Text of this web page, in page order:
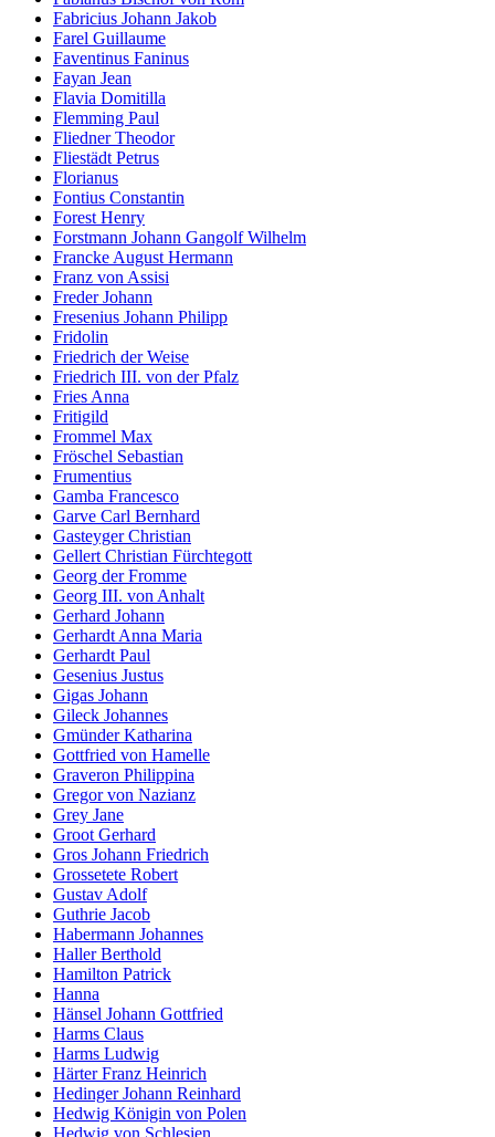
Fabricius Johann Jakob
Farel Guillaume
Faventinus Faninus
Fayan Jean
Flavia Domitilla
Flemming Paul
Fliedner Theodor
Fliestädt Petrus
Florianus
Fontius Constantin
Forest Henry
Forstmann Johann Gangolf Wilhelm
Francke August Hermann
Franz von Assisi
Freder Johann
Fresenius Johann Philipp
Fridolin
Friedrich der Weise
Friedrich III. von der Pfalz
Fries Anna
Fritigild
Frommel Max
Fröschel Sebastian
Frumentius
Gamba Francesco
Garve Carl Bernhard
Gasteyger Christian
Gellert Christian Fürchtegott
Georg der Fromme
Georg III. von Anhalt
Gerhard Johann
Gerhardt Anna Maria
Gerhardt Paul
Gesenius Justus
Gigas Johann
Gileck Johannes
Gmünder Katharina
Gottfried von Hamelle
Graveron Philippina
Gregor von Nazianz
Grey Jane
Groot Gerhard
Gros Johann Friedrich
Grossetete Robert
Gustav Adolf
Guthrie Jacob
Habermann Johannes
Haller Berthold
Hamilton Patrick
Hanna
Hänsel Johann Gottfried
Harms Claus
Harms Ludwig
Härter Franz Heinrich
Hedinger Johann Reinhard
Hedwig Königin von Polen
Hedwig von Schlesien